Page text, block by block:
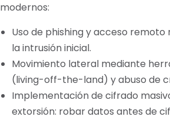
modernos:
Uso de phishing y acceso
la intrusión inicial.
Movimiento lateral mediante
(living-off-the-land) y abuso de
Implementación de cifrado
extorsión: robar datos antes de